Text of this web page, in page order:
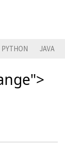
PYTHON JAVA